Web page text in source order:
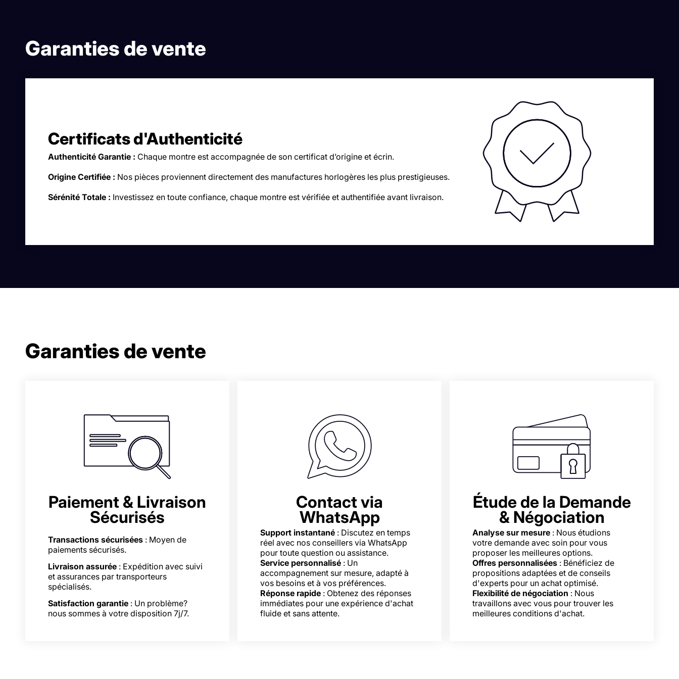
Garanties de vente
Certificats d'Authenticité
Authenticité Garantie : Chaque montre est accompagnée de son certificat d’origine et écrin.
Origine Certifiée : Nos pièces proviennent directement des manufactures horlogères les plus prestigieuses.
Sérénité Totale : Investissez en toute confiance, chaque montre est vérifiée et authentifiée avant livraison.
Garanties de vente
Paiement & Livraison
Sécurisés
Transactions sécurisées : Moyen de
paiements sécurisés.
Livraison assurée : Expédition avec suivi
et assurances par transporteurs
spécialisés.
Satisfaction garantie : Un problème?
nous sommes à votre disposition 7j/7.
Contact via
WhatsApp
Support instantané : Discutez en temps
réel avec nos conseillers via WhatsApp
pour toute question ou assistance.
Service personnalisé : Un
accompagnement sur mesure, adapté à
vos besoins et à vos préférences.
Réponse rapide : Obtenez des réponses
immédiates pour une expérience d'achat
fluide et sans attente.
Étude de la Demande
& Négociation
Analyse sur mesure : Nous étudions
votre demande avec soin pour vous
proposer les meilleures options.
Offres personnalisées : Bénéficiez de
propositions adaptées et de conseils
d'experts pour un achat optimisé.
Flexibilité de négociation : Nous
travaillons avec vous pour trouver les
meilleures conditions d'achat.